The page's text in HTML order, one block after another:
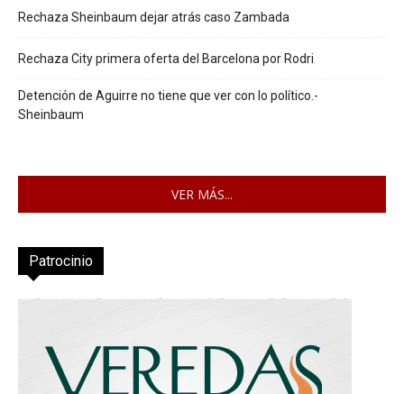
Rechaza Sheinbaum dejar atrás caso Zambada
Rechaza City primera oferta del Barcelona por Rodri
Detención de Aguirre no tiene que ver con lo político.-
Sheinbaum
VER MÁS...
Patrocinio